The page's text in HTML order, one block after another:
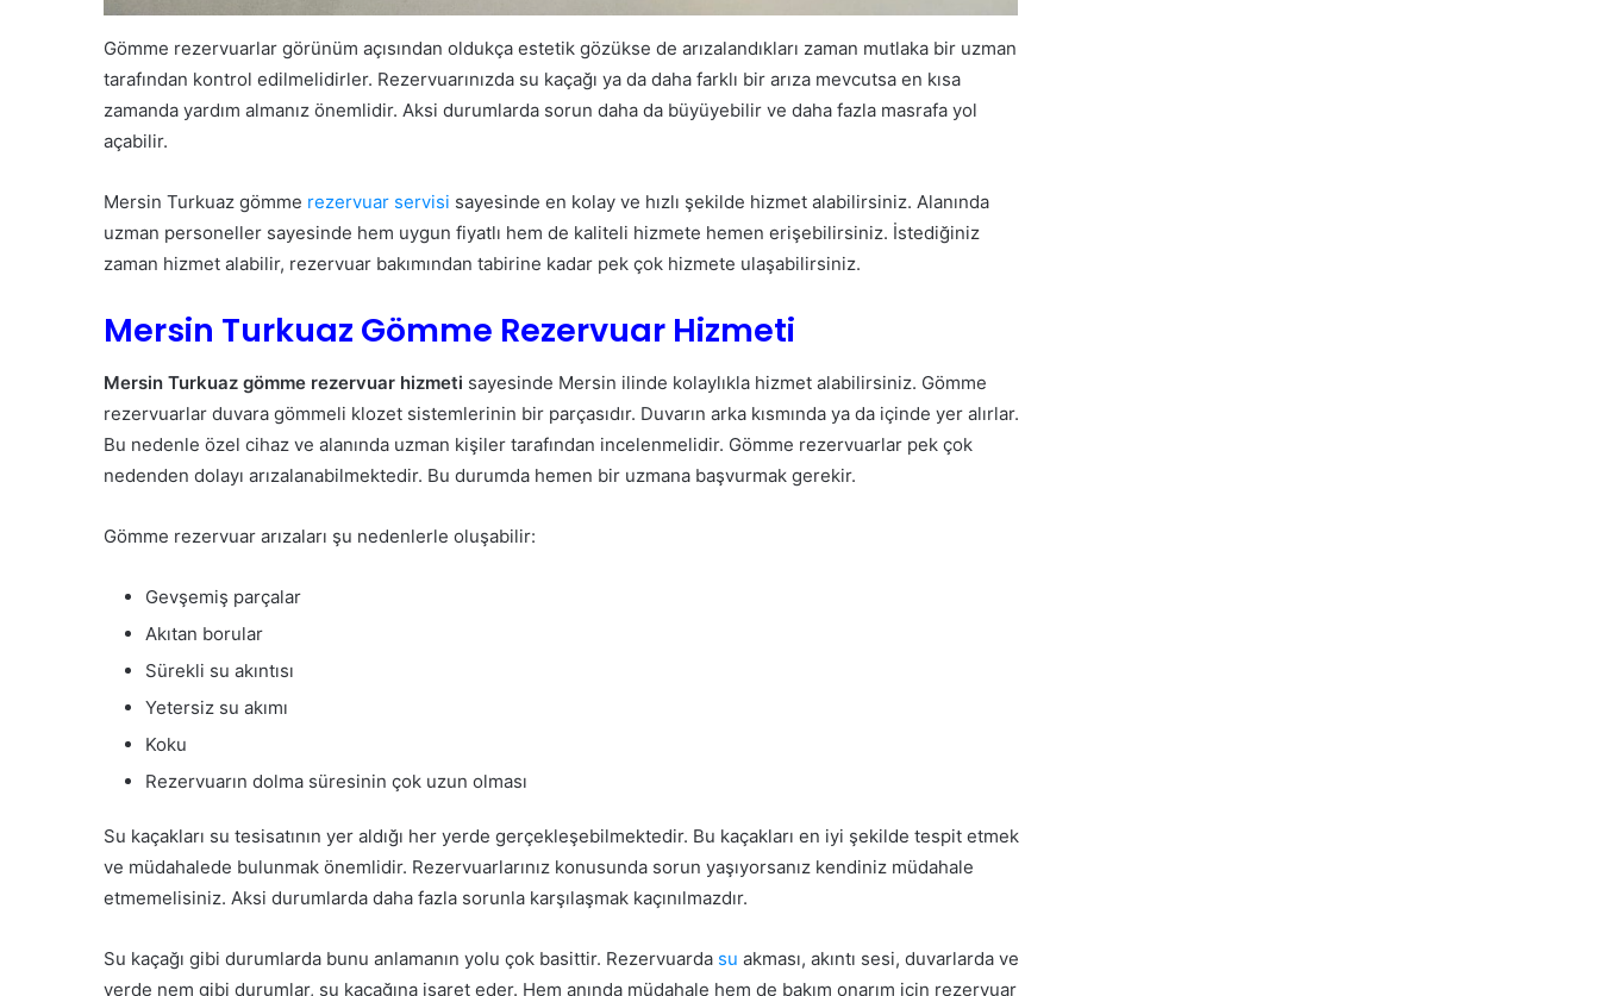
Gömme rezervuarlar görünüm açısından oldukça estetik gözükse de arızalandıkları zaman mutlaka bir uzman
tarafından kontrol edilmelidirler. Rezervuarınızda su kaçağı ya da daha farklı bir arıza mevcutsa en kısa
zamanda yardım almanız önemlidir. Aksi durumlarda sorun daha da büyüyebilir ve daha fazla masrafa yol
açabilir.
Mersin Turkuaz gömme rezervuar servisi sayesinde en kolay ve hızlı şekilde hizmet alabilirsiniz. Alanında
uzman personeller sayesinde hem uygun fiyatlı hem de kaliteli hizmete hemen erişebilirsiniz. İstediğiniz
zaman hizmet alabilir, rezervuar bakımından tabirine kadar pek çok hizmete ulaşabilirsiniz.
Mersin Turkuaz Gömme Rezervuar Hizmeti
Mersin Turkuaz gömme rezervuar hizmeti sayesinde Mersin ilinde kolaylıkla hizmet alabilirsiniz. Gömme
rezervuarlar duvara gömmeli klozet sistemlerinin bir parçasıdır. Duvarın arka kısmında ya da içinde yer alırlar.
Bu nedenle özel cihaz ve alanında uzman kişiler tarafından incelenmelidir. Gömme rezervuarlar pek çok
nedenden dolayı arızalanabilmektedir. Bu durumda hemen bir uzmana başvurmak gerekir.
Gömme rezervuar arızaları şu nedenlerle oluşabilir:
Gevşemiş parçalar
Akıtan borular
Sürekli su akıntısı
Yetersiz su akımı
Koku
Rezervuarın dolma süresinin çok uzun olması
Su kaçakları su tesisatının yer aldığı her yerde gerçekleşebilmektedir. Bu kaçakları en iyi şekilde tespit etmek
ve müdahalede bulunmak önemlidir. Rezervuarlarınız konusunda sorun yaşıyorsanız kendiniz müdahale
etmemelisiniz. Aksi durumlarda daha fazla sorunla karşılaşmak kaçınılmazdır.
Su kaçağı gibi durumlarda bunu anlamanın yolu çok basittir. Rezervuarda su akması, akıntı sesi, duvarlarda ve
yerde nem gibi durumlar, su kaçağına işaret eder. Hem anında müdahale hem de bakım onarım için rezervuar